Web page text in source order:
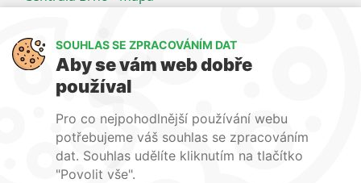
Sledujte nás
LinkedIn Facebook
Naše další weby:
www.lecba-rakoviny.com
SOUHLAS SE ZPRACOVÁNÍM DAT
Aby se vám web dobře
používal
Pro co nejpohodlnější používání webu
potřebujeme váš souhlas se zpracováním
dat. Souhlas udělíte kliknutím na tlačítko
"Povolit vše".